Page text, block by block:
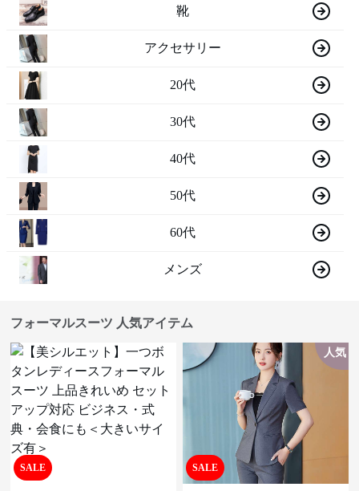
靴
アクセサリー
20代
30代
40代
50代
60代
メンズ
フォーマルスーツ 人気アイテム
SALE SALE
人気